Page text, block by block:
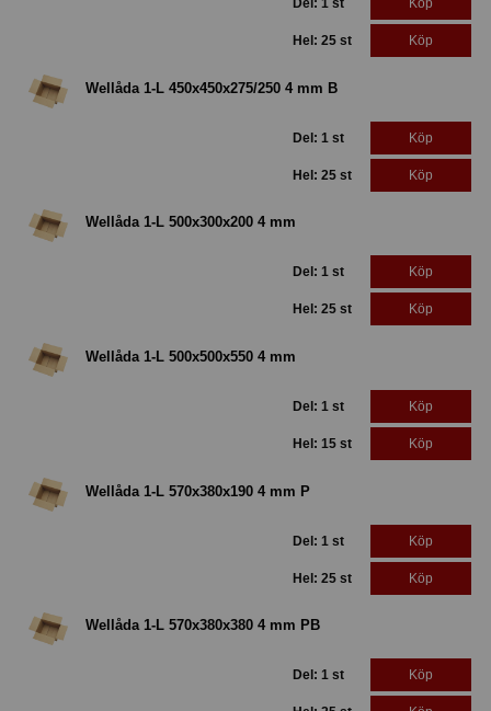
Del: 1 st Köp
Hel: 25 st Köp
Wellåda 1-L 450x450x275/250 4 mm B
Del: 1 st Köp
Hel: 25 st Köp
Wellåda 1-L 500x300x200 4 mm
Del: 1 st Köp
Hel: 25 st Köp
Wellåda 1-L 500x500x550 4 mm
Del: 1 st Köp
Hel: 15 st Köp
Wellåda 1-L 570x380x190 4 mm P
Del: 1 st Köp
Hel: 25 st Köp
Wellåda 1-L 570x380x380 4 mm PB
Del: 1 st Köp